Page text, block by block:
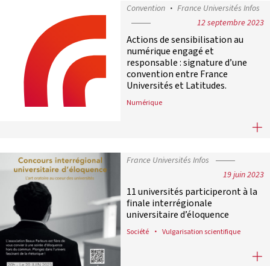
Convention
France Universités Infos
12 septembre 2023
Actions de sensibilisation au
numérique engagé et
responsable : signature d’une
convention entre France
Universités et Latitudes.
Numérique
Actions de sensibilisation au
France Universités Infos
19 juin 2023
11 universités participeront à la
finale interrégionale
universitaire d’éloquence
Société Vulgarisation scientifique
11 universités participeront à la